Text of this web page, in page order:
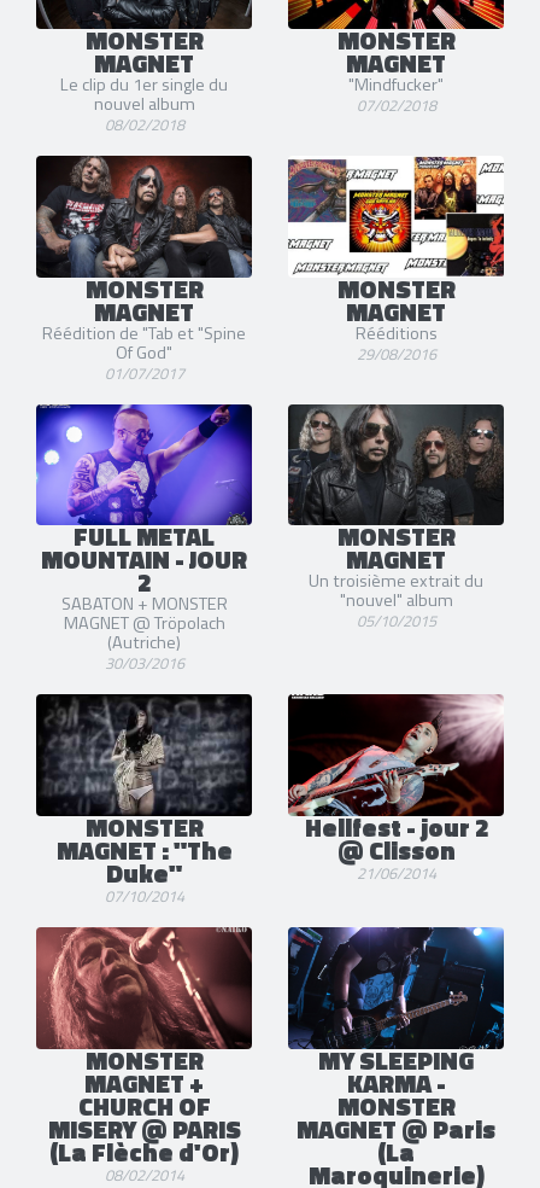
MONSTER
MAGNET
Le clip du 1er single du
nouvel album
08/02/2018
MONSTER
MAGNET
"Mindfucker"
07/02/2018
MONSTER
MAGNET
Réédition de "Tab et "Spine
Of God"
01/07/2017
MONSTER
MAGNET
Rééditions
29/08/2016
FULL METAL
MOUNTAIN - JOUR
2
SABATON + MONSTER
MAGNET @ Tröpolach
(Autriche)
30/03/2016
MONSTER
MAGNET
Un troisième extrait du
"nouvel" album
05/10/2015
MONSTER
MAGNET : "The
Duke"
07/10/2014
Hellfest - jour 2
@ Clisson
21/06/2014
MONSTER
MAGNET +
CHURCH OF
MISERY @ PARIS
(La Flèche d'Or)
08/02/2014
MY SLEEPING
KARMA -
MONSTER
MAGNET @ Paris
(La
Maroquinerie)